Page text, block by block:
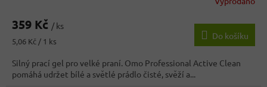
produktu
3,6
z
5
hvězdiček.
359 Kč / ks
Měrná
5,06 Kč / 1 ks
Do košíku
Silný prací gel pro velké praní. Omo Professional Active Clean
pomáhá udržet bílé a světlé prádlo čisté, svěží a...